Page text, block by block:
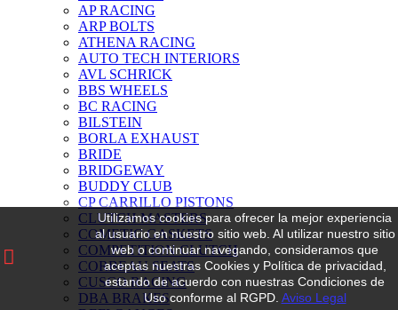
AP RACING
ARP BOLTS
ATHENA RACING
AUTO TECH INTERIORS
AVL SCHRICK
BBS WHEELS
BC RACING
BILSTEIN
BORLA EXHAUST
BRIDE
BRIDGEWAY
BUDDY CLUB
CP CARRILLO PISTONS
CLUTCH MASTERS
COMETIC GASKETS
COMPETITION CLUTCH
CORBEAU SEATS
CUSCO RACING
DBA BRAKES
Utilizamos cookies para ofrecer la mejor experiencia
al usuario en nuestro sitio web. Al utilizar nuestro sitio
web o continuar navegando, consideramos que
aceptas nuestras Cookies y Política de privacidad,
estando de acuerdo con nuestras Condiciones de
Uso conforme al RGPD. Aviso Legal